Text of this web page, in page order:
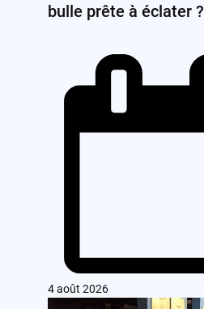
bulle prête à éclater ?
4 août 2026